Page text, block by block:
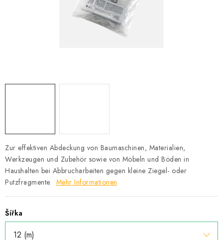
Richtlinien zur Verwendung von Cookies
Allgemeinen Geschäftsbedingungen
Zur effektiven Abdeckung von Baumaschinen, Materialien,
Werkzeugen und Zubehör sowie von Möbeln und Böden in
Haushalten bei Abbrucharbeiten gegen kleine Ziegel- oder
Putzfragmente. Mehr Informationen
Šířka